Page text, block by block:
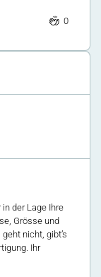
0
der Lage Ihre
Grösse und
nicht, gibt’s
Ihr